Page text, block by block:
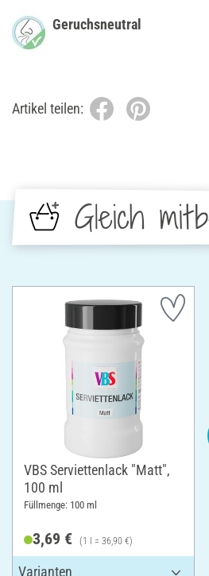
Geruchsneutral
Artikel teilen:
Gleich
VBS Serviettenlack "Matt",
100 ml
Füllmenge: 100 ml
3,69 € (1 l = 36,90 €)